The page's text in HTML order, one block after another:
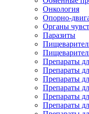
Онкология
Опорно-
Органы
Паразиты
Препараты
Препараты
Препараты
Препараты
Препараты
Препараты